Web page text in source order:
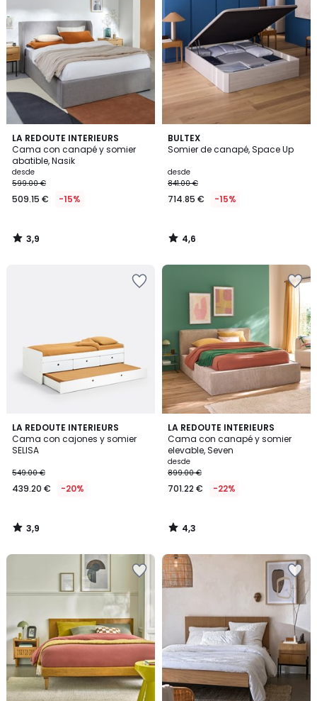
LA REDOUTE INTERIEURS
Cama con canapé y somier
abatible, Nasik
desde
599.00 €
509.15 € -15%
3,9
/ 5
3,9
/
BULTEX
Somier de canapé, Space Up
desde
841.00 €
714.85 € -15%
4,6
/ 5
4,6
/
LA REDOUTE INTERIEURS
Cama con cajones y somier
SELISA
549.00 €
439.20 € -20%
3,9
/ 5
3,9
/
LA REDOUTE INTERIEURS
Cama con canapé y somier
elevable, Seven
desde
899.00 €
701.22 € -22%
4,3
/ 5
4,3
/